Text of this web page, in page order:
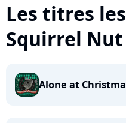
Les titres
Squirrel
Alone at